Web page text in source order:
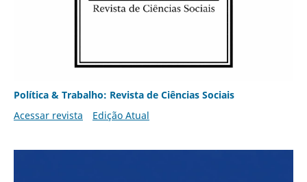
Política & Trabalho: Revista de Ciências Sociais
Acessar revista
Edição Atual